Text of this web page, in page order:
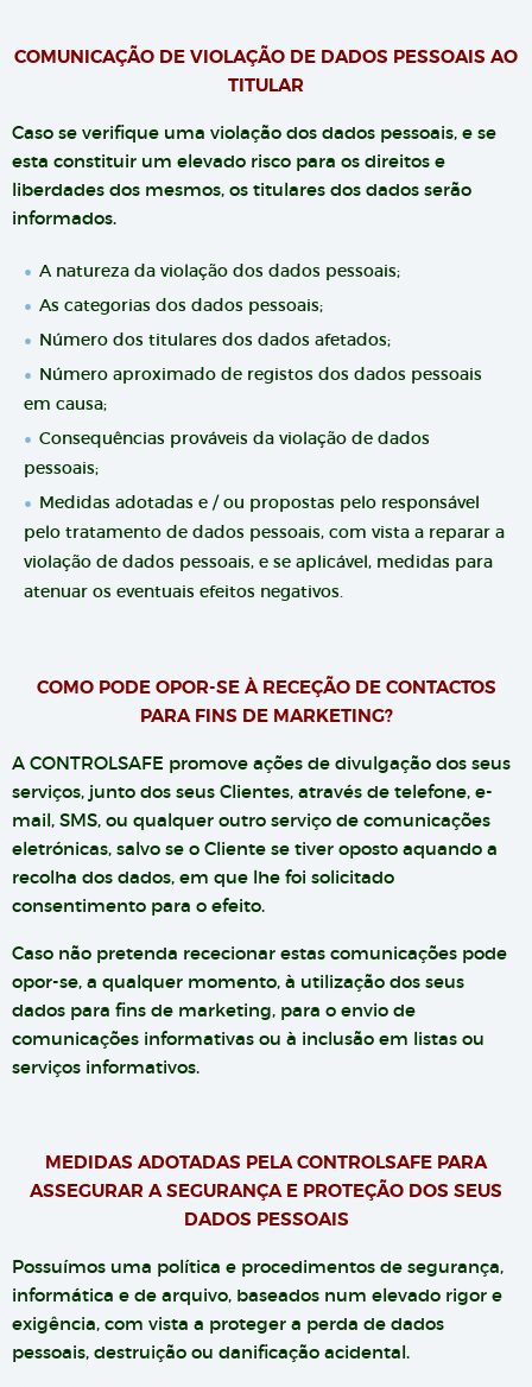
COMUNICAÇÃO DE VIOLAÇÃO DE DADOS PESSOAIS AO
TITULAR
Caso se verifique uma violação dos dados pessoais, e se
esta constituir um elevado risco para os direitos e
liberdades dos mesmos, os titulares dos dados serão
informados.
A natureza da violação dos dados pessoais;
As categorias dos dados pessoais;
Número dos titulares dos dados afetados;
Número aproximado de registos dos dados pessoais
em causa;
Consequências prováveis da violação de dados
pessoais;
Medidas adotadas e / ou propostas pelo responsável
pelo tratamento de dados pessoais, com vista a reparar a
violação de dados pessoais, e se aplicável, medidas para
atenuar os eventuais efeitos negativos.
COMO PODE OPOR-SE À RECEÇÃO DE CONTACTOS
PARA FINS DE MARKETING?
A CONTROLSAFE promove ações de divulgação dos seus
serviços, junto dos seus Clientes, através de telefone, e-
mail, SMS, ou qualquer outro serviço de comunicações
eletrónicas, salvo se o Cliente se tiver oposto aquando a
recolha dos dados, em que lhe foi solicitado
consentimento para o efeito.
Caso não pretenda rececionar estas comunicações pode
opor-se, a qualquer momento, à utilização dos seus
dados para fins de marketing, para o envio de
comunicações informativas ou à inclusão em listas ou
serviços informativos.
MEDIDAS ADOTADAS PELA CONTROLSAFE PARA
ASSEGURAR A SEGURANÇA E PROTEÇÃO DOS SEUS
DADOS PESSOAIS
Possuímos uma política e procedimentos de segurança,
informática e de arquivo, baseados num elevado rigor e
exigência, com vista a proteger a perda de dados
pessoais, destruição ou danificação acidental.